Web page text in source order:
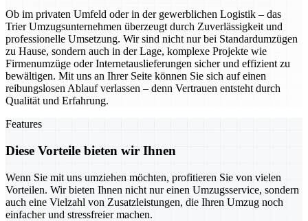
Ob im privaten Umfeld oder in der gewerblichen Logistik – das
Trier Umzugsunternehmen überzeugt durch Zuverlässigkeit und
professionelle Umsetzung. Wir sind nicht nur bei Standardumzügen
zu Hause, sondern auch in der Lage, komplexe Projekte wie
Firmenumzüge oder Internetauslieferungen sicher und effizient zu
bewältigen. Mit uns an Ihrer Seite können Sie sich auf einen
reibungslosen Ablauf verlassen – denn Vertrauen entsteht durch
Qualität und Erfahrung.
Features
Diese Vorteile bieten wir Ihnen
Wenn Sie mit uns umziehen möchten, profitieren Sie von vielen
Vorteilen. Wir bieten Ihnen nicht nur einen Umzugsservice, sondern
auch eine Vielzahl von Zusatzleistungen, die Ihren Umzug noch
einfacher und stressfreier machen.